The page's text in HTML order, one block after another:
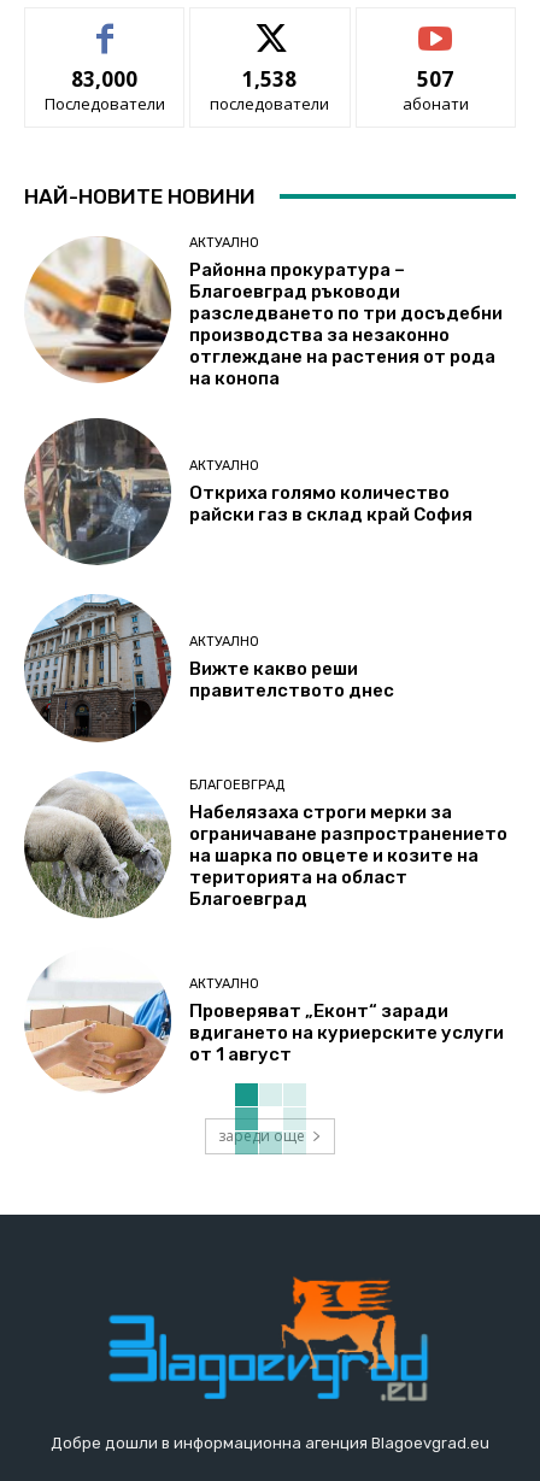
83,000
Последователи
1,538
последователи
507
абонати
НАЙ-НОВИТЕ НОВИНИ
АКТУАЛНО
Районна прокуратура –
Благоевград ръководи
разследването по три досъдебни
производства за незаконно
отглеждане на растения от рода
на конопа
АКТУАЛНО
Откриха голямо количество
райски газ в склад край София
АКТУАЛНО
Вижте какво реши
правителството днес
БЛАГОЕВГРАД
Набелязаха строги мерки за
ограничаване разпространението
на шарка по овцете и козите на
територията на област
Благоевград
АКТУАЛНО
Проверяват „Еконт“ заради
вдигането на куриерските услуги
от 1 август
зареди още
Добре дошли в информационна агенция Blagoevgrad.eu